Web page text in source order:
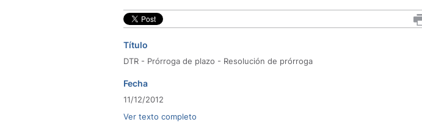
Título
DTR - Prórroga de plazo - Resolución de prórroga
Fecha
11/12/2012
Ver texto completo